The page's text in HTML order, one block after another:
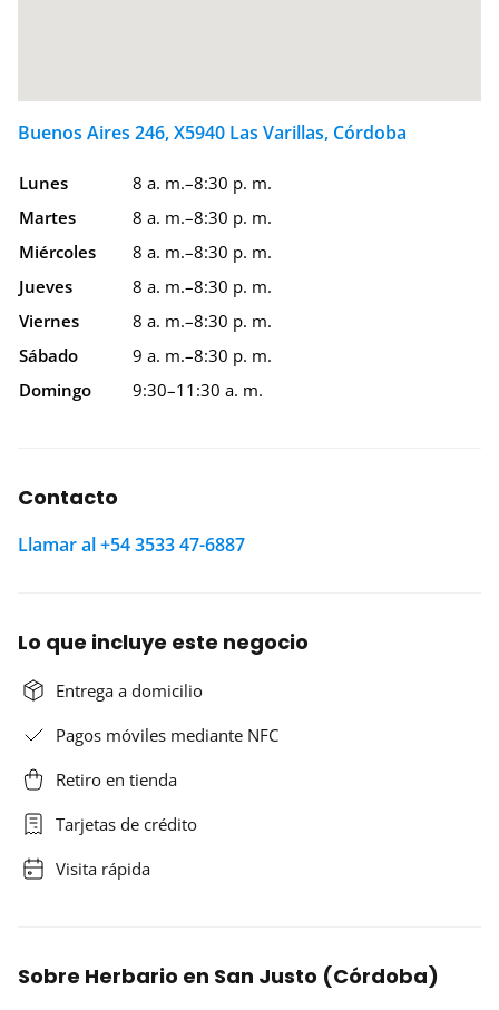
Buenos Aires 246, X5940 Las Varillas, Córdoba
Lunes
8 a. m.–8:30 p. m.
Martes
8 a. m.–8:30 p. m.
Miércoles
8 a. m.–8:30 p. m.
Jueves
8 a. m.–8:30 p. m.
Viernes
8 a. m.–8:30 p. m.
Sábado
9 a. m.–8:30 p. m.
Domingo
9:30–11:30 a. m.
Contacto
Llamar al +54 3533 47-6887
Lo que incluye este negocio
Entrega a domicilio
Pagos móviles mediante NFC
Retiro en tienda
Tarjetas de crédito
Visita rápida
Sobre Herbario en San Justo (Córdoba)